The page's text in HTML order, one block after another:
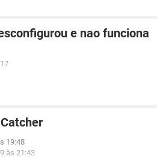
e nao funciona
19:48
às 21:43